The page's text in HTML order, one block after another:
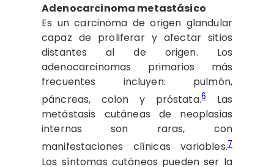
Adenocarcinoma metastásico
Es un carcinoma de origen glandular
capaz de proliferar y afectar sitios
distantes al de origen. Los
adenocarcinomas primarios más
frecuentes incluyen: pulmón,
páncreas, colon y próstata.6
Las
metástasis cutáneas de neoplasias
internas son raras, con
manifestaciones clínicas variables.7
Los síntomas cutáneos pueden ser la